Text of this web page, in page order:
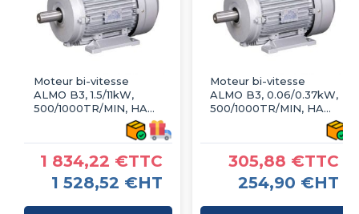
Moteur bi-vitesse
ALMO B3, 1.5/11kW,
500/1000TR/MIN, HA
1 834,22 €TTC
1 528,52 €HT
Moteur bi-vitesse
ALMO B3, 0.06/0.37kW,
500/1000TR/MIN, HA
305,88 €TTC
254,90 €HT